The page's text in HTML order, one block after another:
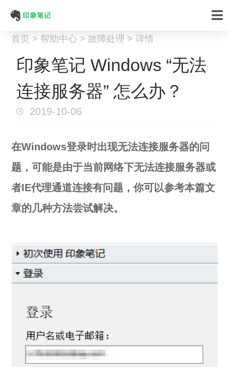
首页 > 帮助中心 > 故障处理 > 详情
印象笔记 Windows “无法
连接服务器” 怎么办？
2019-10-06
在Windows登录时出现无法连接服务器的问
题，可能是由于当前网络下无法连接服务器或
者IE代理通道连接有问题，你可以参考本篇文
章的几种方法尝试解决。